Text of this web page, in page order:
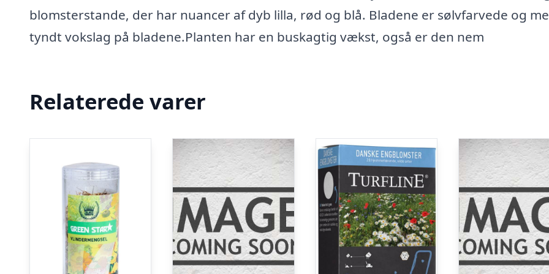
blomsterstande, der har nuancer af dyb lilla, rød og blå. Bladene er sølvfarvede og
tyndt vokslag på bladene.Planten har en buskagtig vækst, også er den nem
Relaterede varer